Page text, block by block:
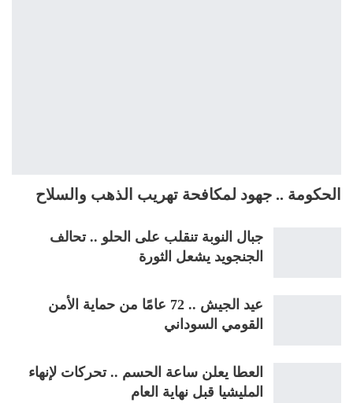
الحكومة .. جهود لمكافحة تهريب الذهب والسلاح
جبال النوبة تنقلب على الحلو .. تحالف
الجنجويد يشعل الثورة
عيد الجيش .. 72 عامًا من حماية الأمن
القومي السوداني
العطا يعلن ساعة الحسم .. تحركات لإنهاء
المليشيا قبل نهاية العام